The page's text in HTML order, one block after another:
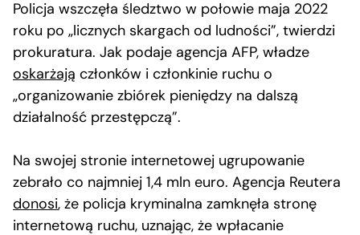
Policja wszczęła śledztwo w połowie maja 2022
roku po „licznych skargach od ludności”, twierdzi
prokuratura. Jak podaje agencja AFP, władze
oskarżają członków i członkinie ruchu o
„organizowanie zbiórek pieniędzy na dalszą
działalność przestępczą”.
Na swojej stronie internetowej ugrupowanie
zebrało co najmniej 1,4 mln euro. Agencja Reutera
donosi, że policja kryminalna zamknęła stronę
internetową ruchu, uznając, że wpłacanie